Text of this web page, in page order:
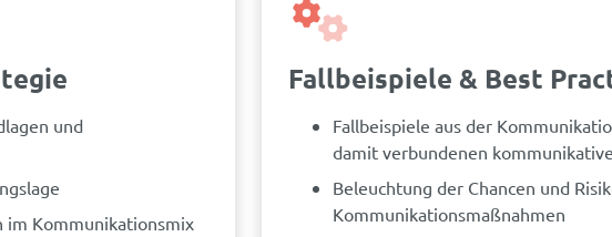
und
Kommunikationsmix
Fallbeispiele & Best
Fallbeispiele aus der
damit verbundenen
Beleuchtung der Chancen und
Kommunikationsmaßnahmen